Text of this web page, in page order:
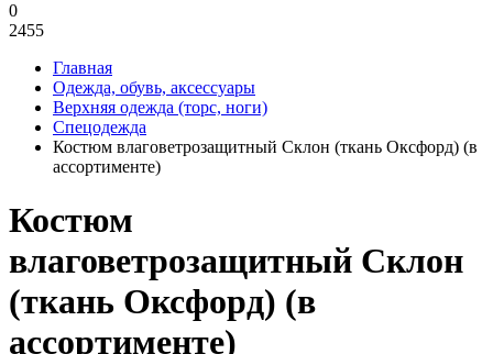
0
2455
Главная
Одежда, обувь, аксессуары
Верхняя одежда (торс, ноги)
Спецодежда
Костюм влаговетрозащитный Склон (ткань Оксфорд) (в
ассортименте)
Костюм
влаговетрозащитный Склон
(ткань Оксфорд) (в
ассортименте)